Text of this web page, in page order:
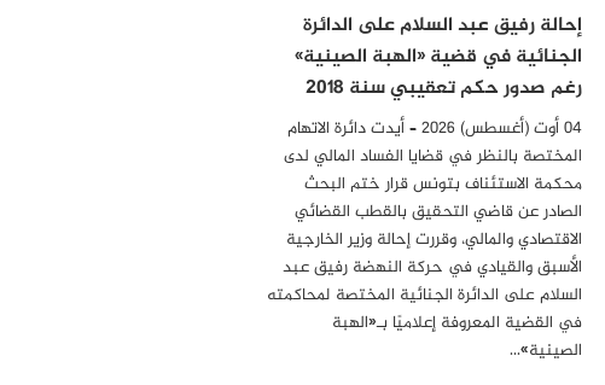
إحالة رفيق عبد السلام على الدائرة
الجنائية في قضية «الهبة الصينية»
رغم صدور حكم تعقيبي سنة 2018
04 أوت (أغسطس) 2026 – أيدت دائرة الاتهام
المختصة بالنظر في قضايا الفساد المالي لدى
محكمة الاستئناف بتونس قرار ختم البحث
الصادر عن قاضي التحقيق بالقطب القضائي
الاقتصادي والمالي، وقررت إحالة وزير الخارجية
الأسبق والقيادي في حركة النهضة رفيق عبد
السلام على الدائرة الجنائية المختصة لمحاكمته
في القضية المعروفة إعلاميًا بـ«الهبة
الصينية»…